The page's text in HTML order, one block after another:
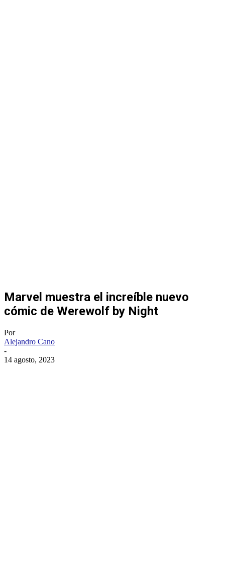
Marvel muestra el increíble nuevo
cómic de Werewolf by Night
Por
Alejandro Cano
-
14 agosto, 2023